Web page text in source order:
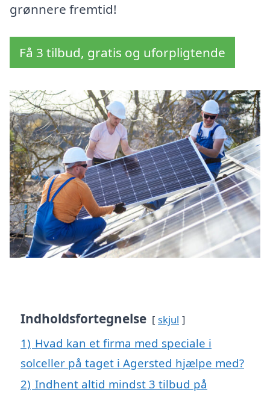
grønnere fremtid!
Få 3 tilbud, gratis og uforpligtende
Indholdsfortegnelse skjul
1) Hvad kan et firma med speciale i
solceller på taget i Agersted hjælpe med?
2) Indhent altid mindst 3 tilbud på